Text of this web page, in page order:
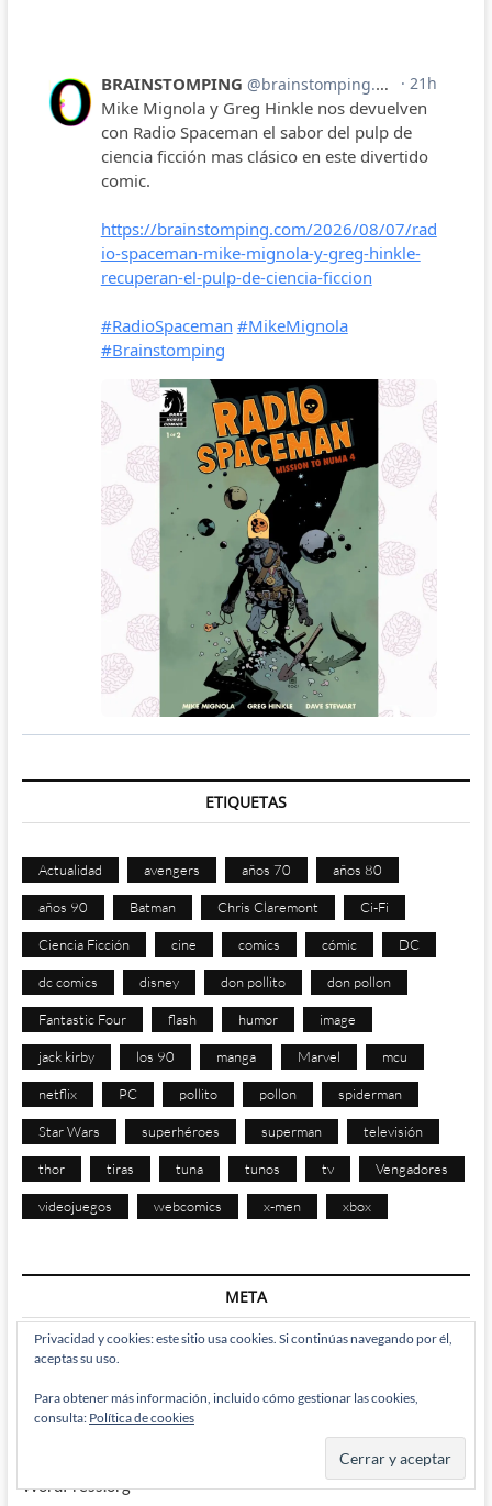
ETIQUETAS
Actualidad avengers años 70 años 80
años 90 Batman Chris Claremont Ci-Fi
Ciencia Ficción cine comics cómic DC
dc comics disney don pollito don pollon
Fantastic Four flash humor image
jack kirby los 90 manga Marvel mcu
netflix PC pollito pollon spiderman
Star Wars superhéroes superman televisión
thor tiras tuna tunos tv Vengadores
videojuegos webcomics x-men xbox
META
Acceder
Feed de entradas
WordPress.org
Privacidad y cookies: este sitio usa cookies. Si continúas navegando por él,
aceptas su uso.
Para obtener más información, incluido cómo gestionar las cookies,
consulta: Política de cookies